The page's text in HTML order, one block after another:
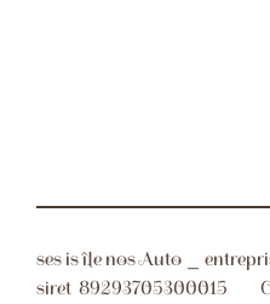
ses is île nos Auto _
siret 89293705300015